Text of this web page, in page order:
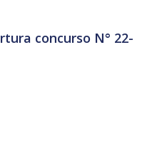
concurso N° 22-